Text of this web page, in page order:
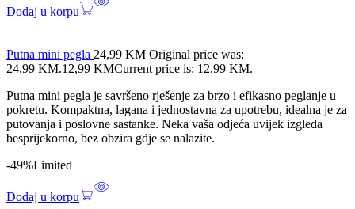
Dodaj u korpu
Putna mini pegla 24,99KM Original price was:
24,99 KM.12,99 KMCurrent price is: 12,99 KM.
Putna mini pegla je savršeno rješenje za brzo i efikasno peglanje u
pokretu. Kompaktna, lagana i jednostavna za upotrebu, idealna je za
putovanja i poslovne sastanke. Neka vaša odjeća uvijek izgleda
besprijekorno, bez obzira gdje se nalazite.
-49%Limited
Dodaj u korpu